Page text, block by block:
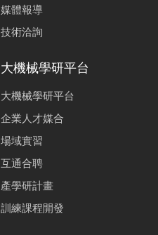
媒體報導
技術洽詢
大機械學研平台
大機械學研平台
企業人才媒合
場域實習
互通合聘
產學研計畫
訓練課程開發